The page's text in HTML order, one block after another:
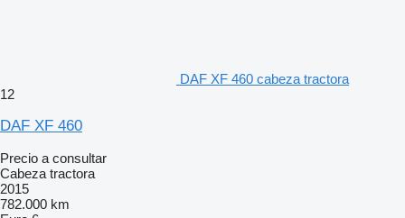
DAF XF 460 cabeza tractora
12
DAF XF 460
Precio a consultar
Cabeza tractora
2015
782.000 km